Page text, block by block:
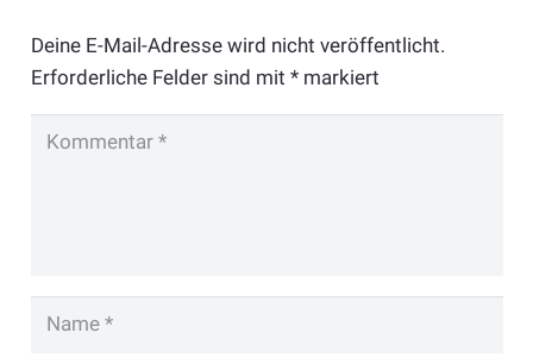
Deine E-Mail-Adresse wird nicht veröffentlicht.
Erforderliche Felder sind mit *markiert